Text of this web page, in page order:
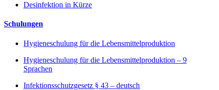
Desinfektion in Kürze
Schulungen
Hygieneschulung für die Lebensmittelproduktion
Hygieneschulung für die Lebensmittelproduktion – 9
Sprachen
Infektionsschutzgesetz § 43 – deutsch